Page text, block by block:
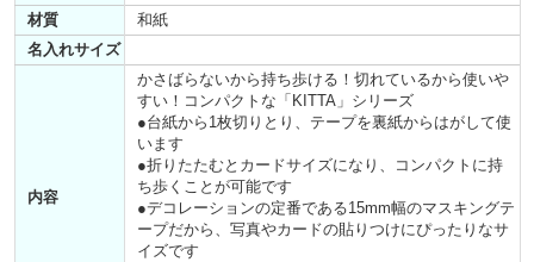
材質
和紙
名入れサイズ
内容
かさばらないから持ち歩ける！切れているから使いや
すい！コンパクトな「KITTA」シリーズ
●台紙から1枚切りとり、テープを裏紙からはがして使
います
●折りたたむとカードサイズになり、コンパクトに持
ち歩くことが可能です
●デコレーションの定番である15mm幅のマスキングテ
ープだから、写真やカードの貼りつけにぴったりなサ
イズです